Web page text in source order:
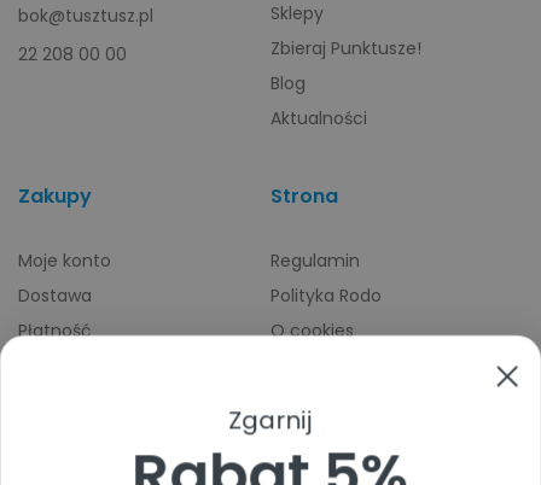
bok@tusztusz.pl
22 208 00 00
Sklepy
Zbieraj Punktusze!
Blog
Aktualności
Zakupy
Moje konto
Dostawa
Płatność
Strona
Regulamin
Polityka Rodo
O cookies
Zgarnij